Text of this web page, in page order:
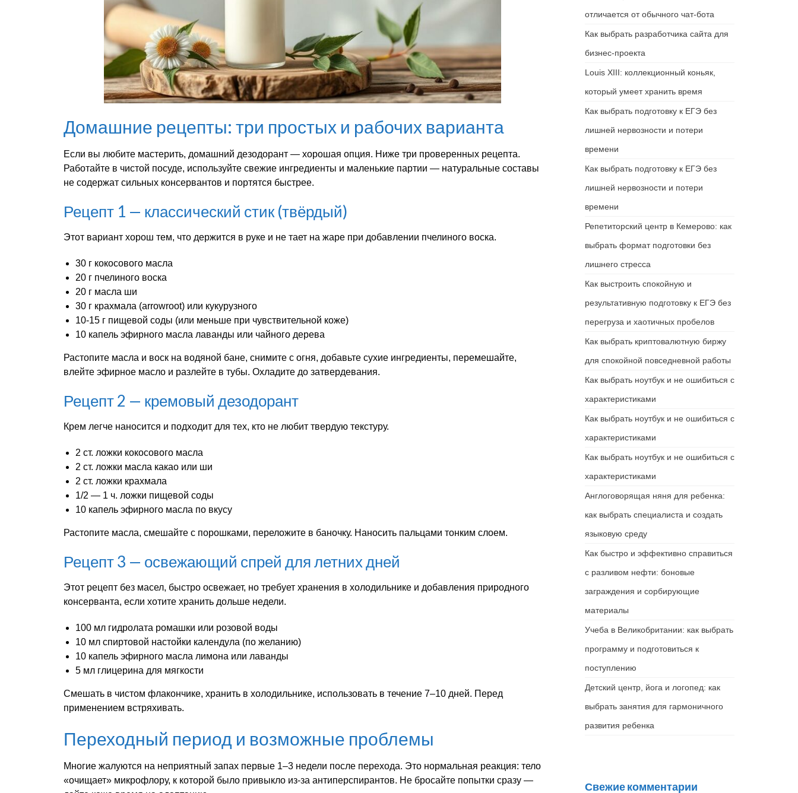
Домашние рецепты: три простых и рабочих варианта
Если вы любите мастерить, домашний дезодорант — хорошая опция. Ниже три проверенных рецепта.
Работайте в чистой посуде, используйте свежие ингредиенты и маленькие партии — натуральные составы
не содержат сильных консервантов и портятся быстрее.
Рецепт 1 — классический стик (твёрдый)
Этот вариант хорош тем, что держится в руке и не тает на жаре при добавлении пчелиного воска.
30 г кокосового масла
20 г пчелиного воска
20 г масла ши
30 г крахмала (arrowroot) или кукурузного
10-15 г пищевой соды (или меньше при чувствительной коже)
10 капель эфирного масла лаванды или чайного дерева
Растопите масла и воск на водяной бане, снимите с огня, добавьте сухие ингредиенты, перемешайте,
влейте эфирное масло и разлейте в тубы. Охладите до затвердевания.
Рецепт 2 — кремовый дезодорант
Крем легче наносится и подходит для тех, кто не любит твердую текстуру.
2 ст. ложки кокосового масла
2 ст. ложки масла какао или ши
2 ст. ложки крахмала
1/2 — 1 ч. ложки пищевой соды
10 капель эфирного масла по вкусу
Растопите масла, смешайте с порошками, переложите в баночку. Наносить пальцами тонким слоем.
Рецепт 3 — освежающий спрей для летних дней
Этот рецепт без масел, быстро освежает, но требует хранения в холодильнике и добавления природного
консерванта, если хотите хранить дольше недели.
100 мл гидролата ромашки или розовой воды
10 мл спиртовой настойки календула (по желанию)
10 капель эфирного масла лимона или лаванды
5 мл глицерина для мягкости
Смешать в чистом флакончике, хранить в холодильнике, использовать в течение 7–10 дней. Перед
применением встряхивать.
Переходный период и возможные проблемы
Многие жалуются на неприятный запах первые 1–3 недели после перехода. Это нормальная реакция: тело
«очищает» микрофлору, к которой было привыкло из-за антиперспирантов. Не бросайте попытки сразу —
отличается от обычного чат-бота
Как выбрать разработчика сайта для
бизнес-проекта
Louis XIII: коллекционный коньяк,
который умеет хранить время
Как выбрать подготовку к ЕГЭ без
лишней нервозности и потери
времени
Как выбрать подготовку к ЕГЭ без
лишней нервозности и потери
времени
Репетиторский центр в Кемерово: как
выбрать формат подготовки без
лишнего стресса
Как выстроить спокойную и
результативную подготовку к ЕГЭ без
перегруза и хаотичных пробелов
Как выбрать криптовалютную биржу
для спокойной повседневной работы
Как выбрать ноутбук и не ошибиться с
характеристиками
Как выбрать ноутбук и не ошибиться с
характеристиками
Как выбрать ноутбук и не ошибиться с
характеристиками
Англоговорящая няня для ребенка:
как выбрать специалиста и создать
языковую среду
Как быстро и эффективно справиться
с разливом нефти: боновые
заграждения и сорбирующие
материалы
Учеба в Великобритании: как выбрать
программу и подготовиться к
поступлению
Детский центр, йога и логопед: как
выбрать занятия для гармоничного
развития ребенка
Свежие комментарии